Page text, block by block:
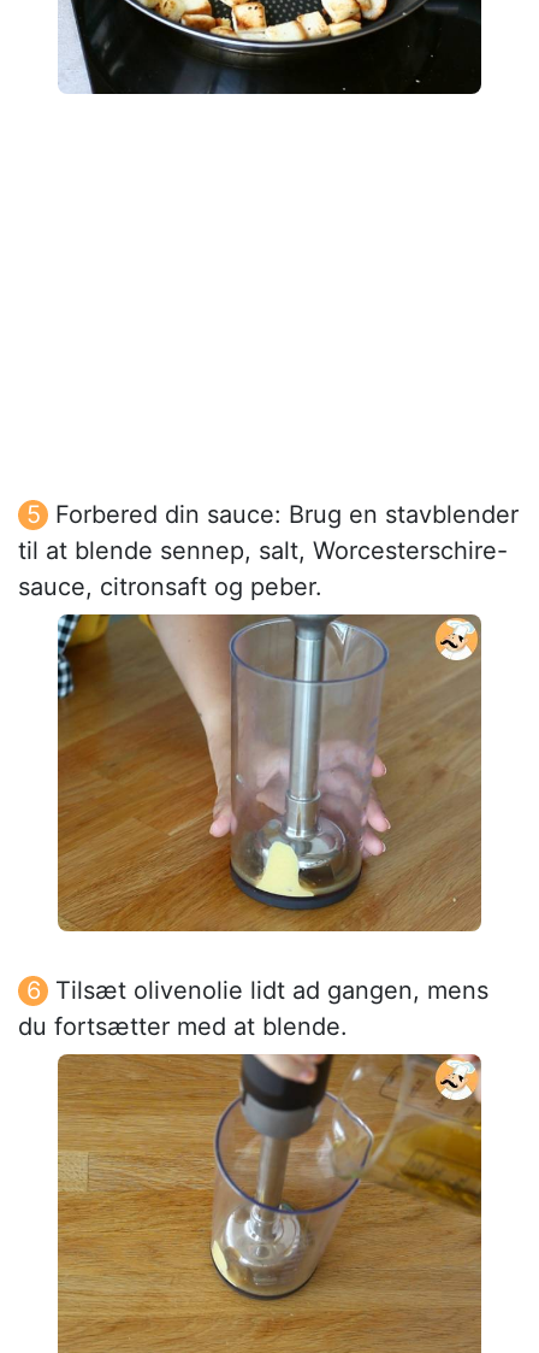
Forbered din sauce: Brug en stavblender
til at blende sennep, salt, Worcesterschire-
sauce, citronsaft og peber.
Tilsæt olivenolie lidt ad gangen, mens
du fortsætter med at blende.